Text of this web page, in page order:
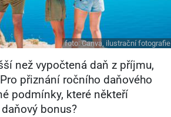
foto:Canva, ilustrační fotografie
než vypočtená daň z příjmu,
přiznání ročního daňového
podmínky, které někteří
bonus?